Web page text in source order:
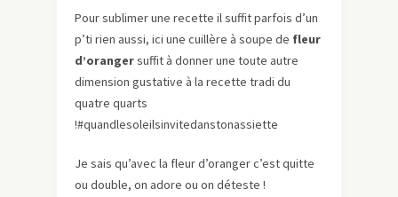
Pour sublimer une recette il suffit parfois d’un
p’ti rien aussi, ici une cuillère à soupe de fleur
d’orangersuffit à donner une toute autre
dimension gustative à la recette tradi du
quatre quarts
!#quandlesoleilsinvitedanstonassiette
Je sais qu’avec la fleur d’oranger c’est quitte
ou double, on adore ou on déteste !